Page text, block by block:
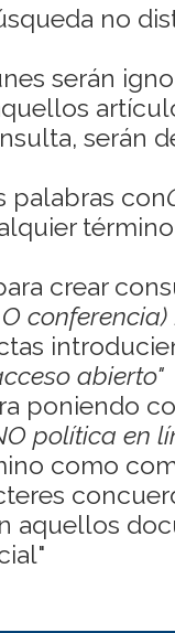
no
serán
serán
palabras con
crear
conferencia)
abierto"
poniendo
política en
como
aquellos